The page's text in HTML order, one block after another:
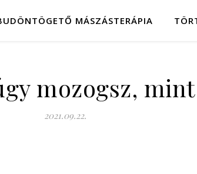
MÁSZÁSTERÁPIA
mozogsz,
2021.09.22.